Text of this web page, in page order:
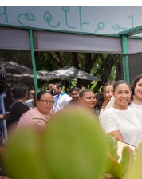
Horas más tarde al
sobre bulevar
vista a dos hombres
eso motivo los
Al ver la cercanía de
huir, a uno se le
altura del bulevar